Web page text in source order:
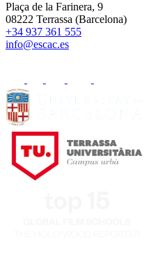
Plaça de la Farinera, 9
08222 Terrassa (Barcelona)
+34 937 361 555
info@escac.es